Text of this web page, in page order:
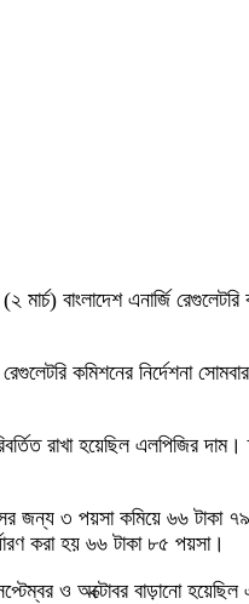
বাংলাদেশ এনার্জি
কমিশনের নির্দেশনা
রাখা হয়েছিল এলপিজির
৩ পয়সা কমিয়ে ৬৬ টাকা ৭৯
করা হয় ৬৬ টাকা ৮৫ পয়সা।
ও অক্টোবর বাড়ানো হয়েছিল